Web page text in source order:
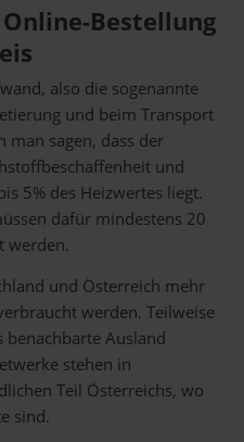
Bestellung
also die sogenannte
und beim Transport
man sagen, dass der
und
5% des Heizwertes liegt.
dafür mindestens 20
werden.
und Österreich mehr
werden. Teilweise
Ausland
stehen in
Teil Österreichs, wo
sind.